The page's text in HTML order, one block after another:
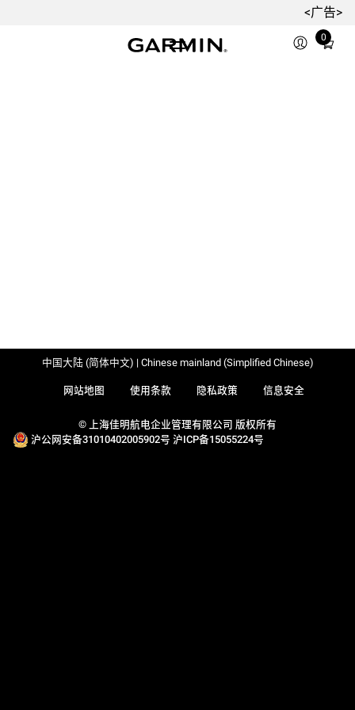
<广告>
0
Total
© 上海佳明航电企业管理有限公司 版权所有
沪公网安备31010402005902号 沪ICP备15055224号
网站地图 使用条款 隐私政策 信息安全
中国大陆 (简体中文) | Chinese mainland (Simplified Chinese)